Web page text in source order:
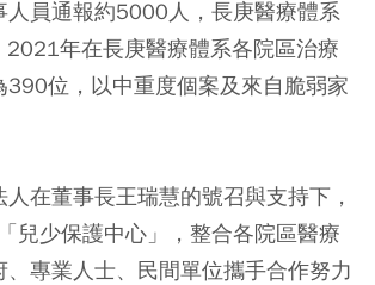
人員通報約5000人，長庚醫療體系
2021年在長庚醫療體系各院區治療
390位，以中重度個案及來自脆弱家
在董事長王瑞慧的號召與支持下，
兒少保護中心」，整合各院區醫療
、專業人士、民間單位攜手合作努力